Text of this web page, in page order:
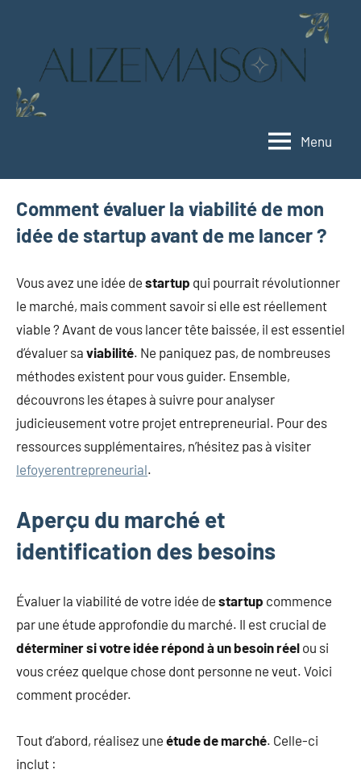
vert
Menu
Comment évaluer la viabilité de mon
idée de startup avant de me lancer ?
Vous avez une idée de startup qui pourrait révolutionner
le marché, mais comment savoir si elle est réellement
viable ? Avant de vous lancer tête baissée, il est essentiel
d’évaluer sa viabilité. Ne paniquez pas, de nombreuses
méthodes existent pour vous guider. Ensemble,
découvrons les étapes à suivre pour analyser
judicieusement votre projet entrepreneurial. Pour des
ressources supplémentaires, n’hésitez pas à visiter
lefoyerentrepreneurial.
Aperçu du marché et
identification des besoins
Évaluer la viabilité de votre idée de startup commence
par une étude approfondie du marché. Il est crucial de
déterminer si votre idée répond à un besoin réel ou si
vous créez quelque chose dont personne ne veut. Voici
comment procéder.
Tout d’abord, réalisez une étude de marché. Celle-ci
inclut :